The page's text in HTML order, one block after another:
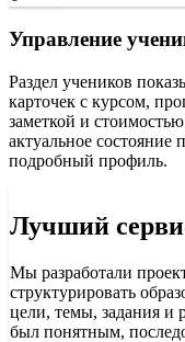
Управление
Раздел учеников
карточек с курсом,
заметкой и
актуальное
подробный профиль.
Лучший
Мы разработали
структурировать
цели, темы, задания и
был понятным,